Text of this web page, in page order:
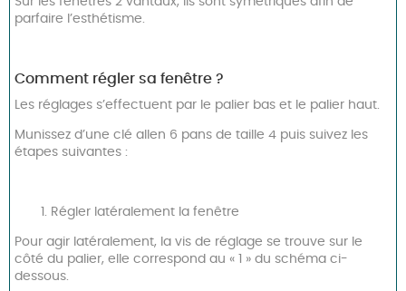
parfaire l’esthétisme.
Comment régler sa fenêtre ?
Les réglages s’effectuent par le palier bas et le palier haut.
Munissez d’une clé allen 6 pans de taille 4 puis suivez les
étapes suivantes :
Régler latéralement la fenêtre
Pour agir latéralement, la vis de réglage se trouve sur le
côté du palier, elle correspond au « 1 » du schéma ci-
dessous.